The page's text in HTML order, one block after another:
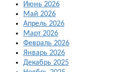
Июнь 2026
Май 2026
Апрель 2026
Март 2026
Февраль 2026
Январь 2026
Декабрь 2025